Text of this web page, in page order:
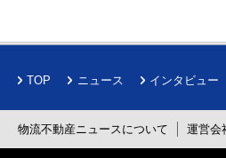
TOP ニュース インタビュー
物流不動産ニュースについて 運営会